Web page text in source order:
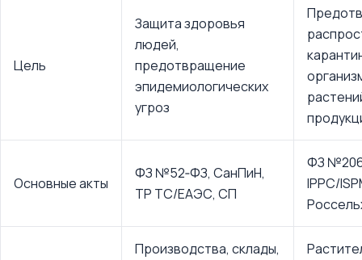
Цель
Защита здоровья
людей,
предотвращение
эпидемиологических
угроз
Основные акты
ФЗ №52‑ФЗ, СанПиН,
ТР ТС/ЕАЭС, СП
ФЗ
IPPC/
Производства, склады,